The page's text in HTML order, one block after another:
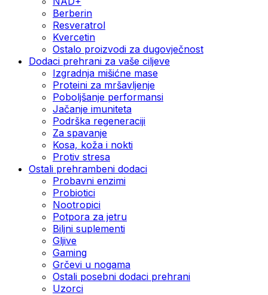
Berberin
Resveratrol
Kvercetin
Ostalo proizvodi za dugovječnost
Dodaci prehrani za vaše ciljeve
Izgradnja mišićne mase
Proteini za mršavljenje
Poboljšanje performansi
Jačanje imuniteta
Podrška regeneraciji
Za spavanje
Kosa, koža i nokti
Protiv stresa
Ostali prehrambeni dodaci
Probavni enzimi
Probiotici
Nootropici
Potpora za jetru
Biljni suplementi
Gljive
Gaming
Grčevi u nogama
Ostali posebni dodaci prehrani
Uzorci